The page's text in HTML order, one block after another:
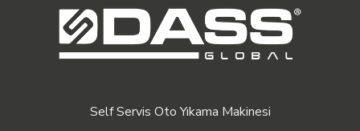
Self Servis Oto Yıkama Makinesi